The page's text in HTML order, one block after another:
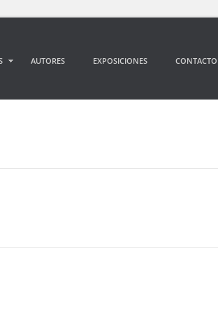
AUTORES EXPOSICIONES CONTACTO